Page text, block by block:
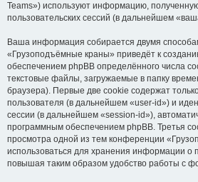
Teams») используют информацию,
пользовательских сессий (в дальнейшем
Ваша информация собирается двумя
«Грузоподъёмные краны» приведёт к
обеспечением phpBB определённого числа
текстовые файлы, загружаемые в папку
браузера). Первые две cookie содержат
пользователя (в дальнейшем «user-id») и
сессии (в дальнейшем «session-id»),
программным обеспечением phpBB. Третья
просмотра одной из тем конференции
использоваться для хранения информации о
повышая таким образом удобство работы с